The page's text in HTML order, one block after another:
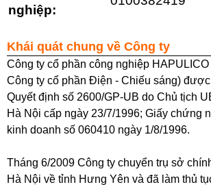
nghiệp:
Khái quát chung về Công ty
Công ty cổ phần công nghiệp HAPULICO
Công ty cổ phần Điện - Chiếu sáng)
Quyết định số 2600/GP-UB do Chủ tịch
Hà Nội cấp ngày 23/7/1996; Giấy chứng
kinh doanh số 060410 ngày 1/8/1996.
Tháng 6/2009 Công ty chuyển trụ sở
Hà Nội về tỉnh Hưng Yên và đã làm thủ